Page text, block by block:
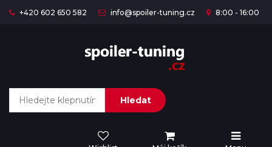
+420 602 650 582 info@spoiler-tuning.cz 8:00 - 16:00
Hledat